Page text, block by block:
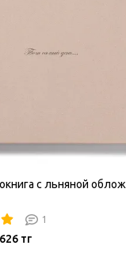
с льняной
1
тг